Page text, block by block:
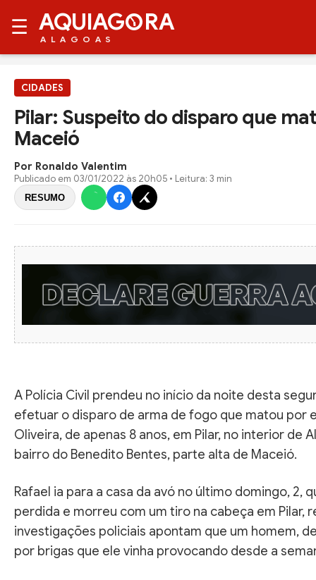
☰ AQUIAG RA
ALAGOAS
CIDADES
Pilar: Suspeito do disparo que
Maceió
Por Ronaldo Valentim
Publicado em 03/01/2022 às 20h05 • Leitura: 3 min
RESUMO
A Polícia Civil prendeu no início da noite desta
efetuar o disparo de arma de fogo que matou por
Oliveira, de apenas 8 anos, em Pilar, no interior de
bairro do Benedito Bentes, parte alta de Maceió.
Rafael ia para a casa da avó no último domingo, 2,
perdida e morreu com um tiro na cabeça em Pilar,
investigações policiais apontam que um homem,
por brigas que ele vinha provocando desde a